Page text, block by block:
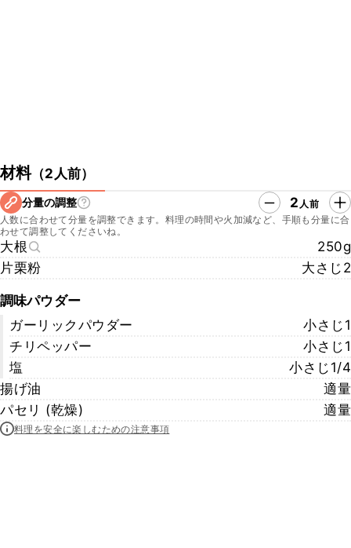
材料（2人前）
分量の調整 2 人前
人数に合わせて分量を調整できます。料理の時間や火加減など、手順も分量に合
わせて調整してくださいね。
大根
250g
片栗粉
大さじ2
調味パウダー
ガーリックパウダー
小さじ1
チリペッパー
小さじ1
塩
小さじ1/4
揚げ油
適量
パセリ (乾燥)
適量
料理を安全に楽しむための注意事項